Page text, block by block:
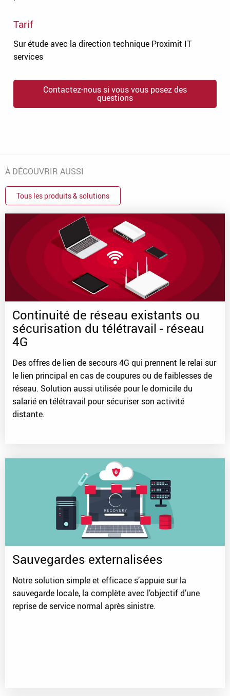
Tarif
Sur étude avec la direction technique Proximit IT
services
Contactez-nous si vous vous posez des
questions
À DÉCOUVRIR AUSSI
Tous les produits & solutions
Continuité de réseau existants ou
sécurisation du télétravail - réseau
4G
Des offres de lien de secours 4G qui prennent le relai sur
le lien principal en cas de coupures ou de faiblesses de
réseau. Solution aussi utilisée pour le domicile du
salarié en télétravail pour sécuriser son activité
distante.
Sauvegardes externalisées
Notre solution simple et efficace s’appuie sur la
sauvegarde locale, la complète avec l’objectif d’une
reprise de service normal après sinistre.